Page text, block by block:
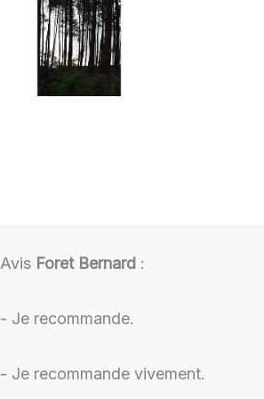
Avis Foret Bernard :
- Je recommande.
- Je recommande vivement.